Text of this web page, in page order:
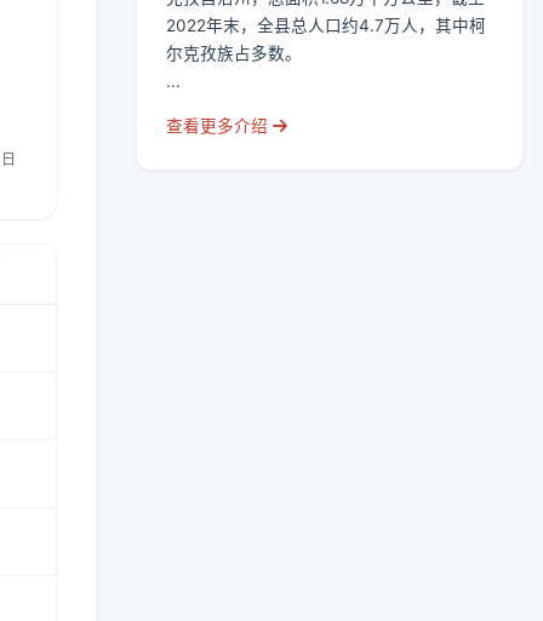
2022年末，全县总人口约4.7万人，其中柯
尔克孜族占多数。
...
查看更多介绍